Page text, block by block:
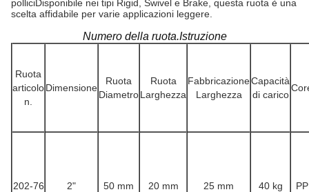
polliciDisponibile nei tipi Rigid, Swivel e Brake, questa ruota è una
scelta affidabile per varie applicazioni leggere.
Numero della ruota.Istruzione
Ruota
articolo
n.
Dimensione
Ruota
Diametro
Ruota
Larghezza
Fabbricazione
Larghezza
Capacità
di carico
202-76 2" 50 mm 20 mm 25 mm 40 kg PP